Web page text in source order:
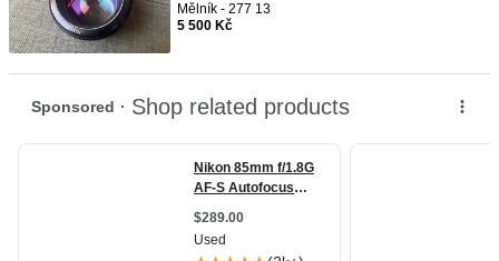
Mělník - 277 13
5 500 Kč